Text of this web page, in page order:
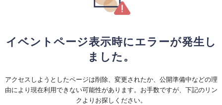
イベントページ表示時にエラーが発生し
ました。
アクセスしようとしたページは削除、変更されたか、公開準備中などの理
由により現在利用できない可能性があります。お手数ですが、下記のリン
クよりお探しください。